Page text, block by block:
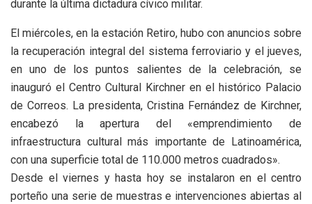
durante la última dictadura cívico militar.
El miércoles, en la estación Retiro, hubo con anuncios sobre
la recuperación integral del sistema ferroviario y el jueves,
en uno de los puntos salientes de la celebración, se
inauguró el Centro Cultural Kirchner en el histórico Palacio
de Correos. La presidenta, Cristina Fernández de Kirchner,
encabezó la apertura del «emprendimiento de
infraestructura cultural más importante de Latinoamérica,
con una superficie total de 110.000 metros cuadrados».
Desde el viernes y hasta hoy se instalaron en el centro
porteño una serie de muestras e intervenciones abiertas al